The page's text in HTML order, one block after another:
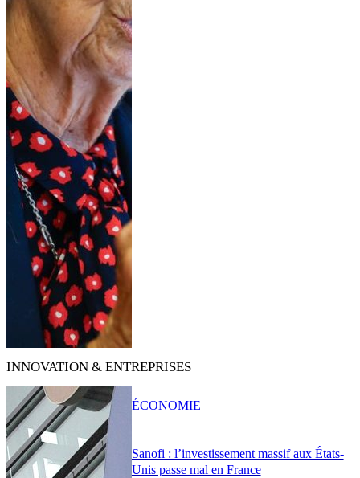
INNOVATION & ENTREPRISES
Sanofi : l’investissement massif aux États-
Unis passe mal en France
ÉCONOMIE